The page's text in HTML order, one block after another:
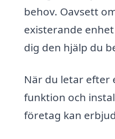
behov. Oavsett
existerande
dig den hjälp du
När du letar efter
funktion och
företag kan